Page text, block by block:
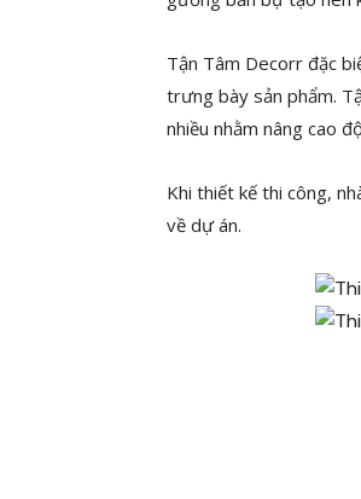
Tận Tâm Decorr đặc
trưng bày sản phẩm.
nhiều nhằm nâng cao
Khi thiết kế thi công,
về dự án.